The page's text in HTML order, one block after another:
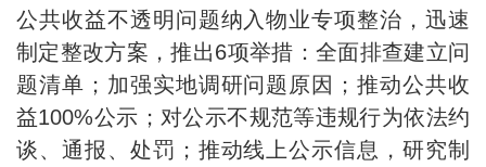
公共收益不透明问题纳入物业专项整治，迅速
制定整改方案，推出6项举措：全面排查建立问
题清单；加强实地调研问题原因；推动公共收
益100%公示；对公示不规范等违规行为依法约
谈、通报、处罚；推动线上公示信息，研究制